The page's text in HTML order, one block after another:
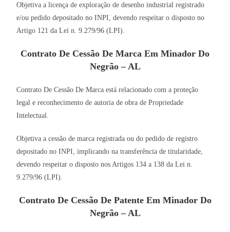
Objetiva a licença de exploração de desenho industrial registrado
e/ou pedido depositado no INPI, devendo respeitar o disposto no
Artigo 121 da Lei n. 9.279/96 (LPI).
Contrato De Cessão De Marca Em Minador Do
Negrão – AL
Contrato De Cessão De Marca está relacionado com a proteção
legal e reconhecimento de autoria de obra de Propriedade
Intelectual.
Objetiva a cessão de marca registrada ou do pedido de registro
depositado no INPI, implicando na transferência de titularidade,
devendo respeitar o disposto nos Artigos 134 a 138 da Lei n.
9.279/96 (LPI).
Contrato De Cessão De Patente Em Minador Do
Negrão – AL